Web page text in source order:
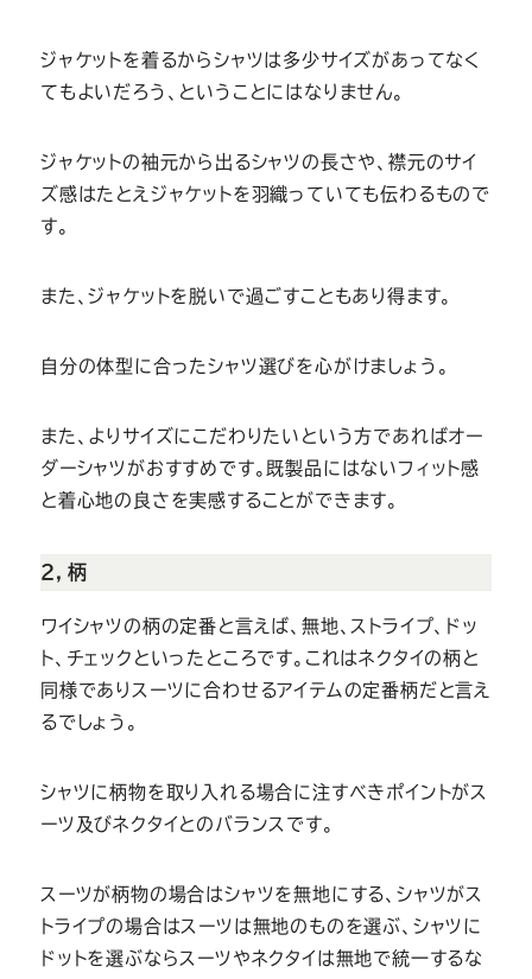
ジャケットを着るからシャツは多少サイズがあってなく
てもよいだろう、ということにはなりません。
ジャケットの袖元から出るシャツの長さや、襟元のサイ
ズ感はたとえジャケットを羽織っていても伝わるもので
す。
また、ジャケットを脱いで過ごすこともあり得ます。
自分の体型に合ったシャツ選びを心がけましょう。
また、よりサイズにこだわりたいという方であればオー
ダーシャツがおすすめです。既製品にはないフィット感
と着心地の良さを実感することができます。
２，柄
ワイシャツの柄の定番と言えば、無地、ストライプ、ドッ
ト、チェックといったところです。これはネクタイの柄と
同様でありスーツに合わせるアイテムの定番柄だと言え
るでしょう。
シャツに柄物を取り入れる場合に注すべきポイントがス
ーツ及びネクタイとのバランスです。
スーツが柄物の場合はシャツを無地にする、シャツがス
トライプの場合はスーツは無地のものを選ぶ、シャツに
ドットを選ぶならスーツやネクタイは無地で統一するな